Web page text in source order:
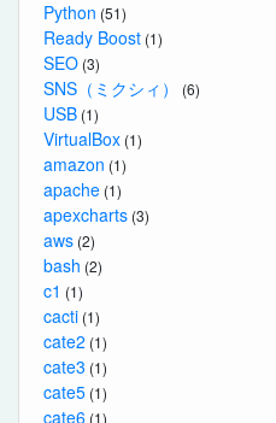
Python (51)
Ready Boost (1)
SEO (3)
SNS（ミクシィ） (6)
USB (1)
VirtualBox (1)
amazon (1)
apache (1)
apexcharts (3)
aws (2)
bash (2)
c1 (1)
cacti (1)
cate2 (1)
cate3 (1)
cate5 (1)
cate6 (1)